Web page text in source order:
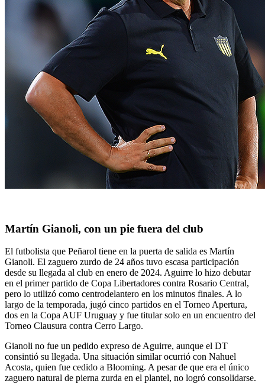
Martín Gianoli, con un pie fuera del club
El futbolista que Peñarol tiene en la puerta de salida es Martín
Gianoli. El zaguero zurdo de 24 años tuvo escasa participación
desde su llegada al club en enero de 2024. Aguirre lo hizo debutar
en el primer partido de Copa Libertadores contra Rosario Central,
pero lo utilizó como centrodelantero en los minutos finales. A lo
largo de la temporada, jugó cinco partidos en el Torneo Apertura,
dos en la Copa AUF Uruguay y fue titular solo en un encuentro del
Torneo Clausura contra Cerro Largo.
Gianoli no fue un pedido expreso de Aguirre, aunque el DT
consintió su llegada. Una situación similar ocurrió con Nahuel
Acosta, quien fue cedido a Blooming. A pesar de que era el único
zaguero natural de pierna zurda en el plantel, no logró consolidarse.